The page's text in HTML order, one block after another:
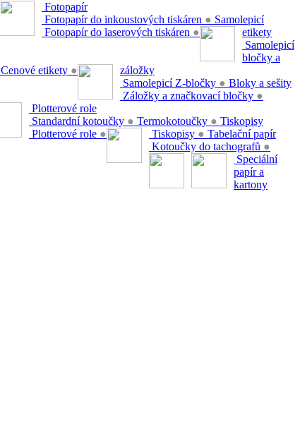
Fotopapír
Fotopapír do inkoustových tiskáren ●
Fotopapír do laserových tiskáren ●
Samolepicí
etikety
Cenové etikety ●
Samolepicí
bločky a
záložky
Samolepicí Z-bločky ●
Záložky a značkovací bločky ●
Bloky a sešity
Plotterové role
Standardní kotoučky ● Termokotoučky ●
Plotterové role ●
Tiskopisy
Tiskopisy ●
Kotoučky do tachografů ●
Tabelační papír
Speciální
papír a
kartony